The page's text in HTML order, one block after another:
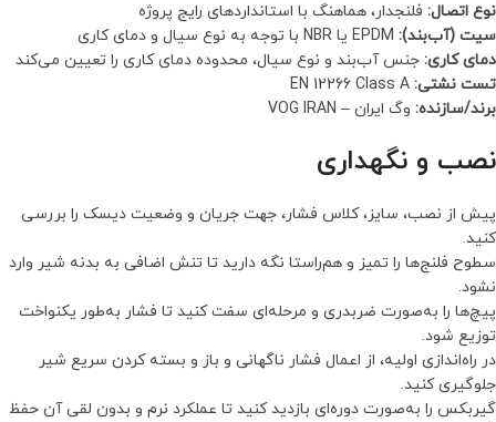
نوع اتصال: فلنجدار، هماهنگ با استانداردهای رایج پروژه
سیت (آب‌بند):
دمای کاری: جنس آب‌بند و نوع سیال، محدوده دمای کاری را تعیین می‌کند
تست نشتی:
برند/سازنده: وگ ایران – VOG IRAN
نصب و نگهداری
پیش از نصب، سایز، کلاس فشار، جهت جریان و وضعیت دیسک را بررسی
کنید.
سطوح فلنج‌ها را تمیز و هم‌راستا نگه دارید تا تنش اضافی به بدنه شیر وارد
نشود.
پیچ‌ها را به‌صورت ضربدری و مرحله‌ای سفت کنید تا فشار به‌طور یکنواخت
توزیع شود.
در راه‌اندازی اولیه، از اعمال فشار ناگهانی و باز و بسته کردن سریع شیر
جلوگیری کنید.
گیربکس را به‌صورت دوره‌ای بازدید کنید تا عملکرد نرم و بدون لقی آن حفظ